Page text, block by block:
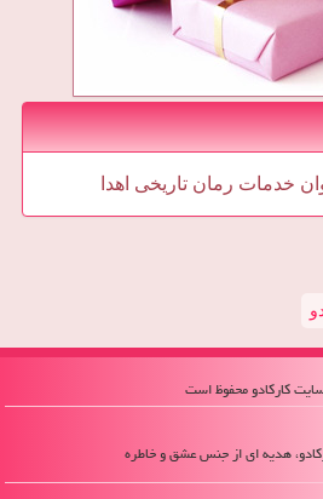
خدمات رمان تاریخی اهدا
هدیه ای از جنس عشق و خاطره